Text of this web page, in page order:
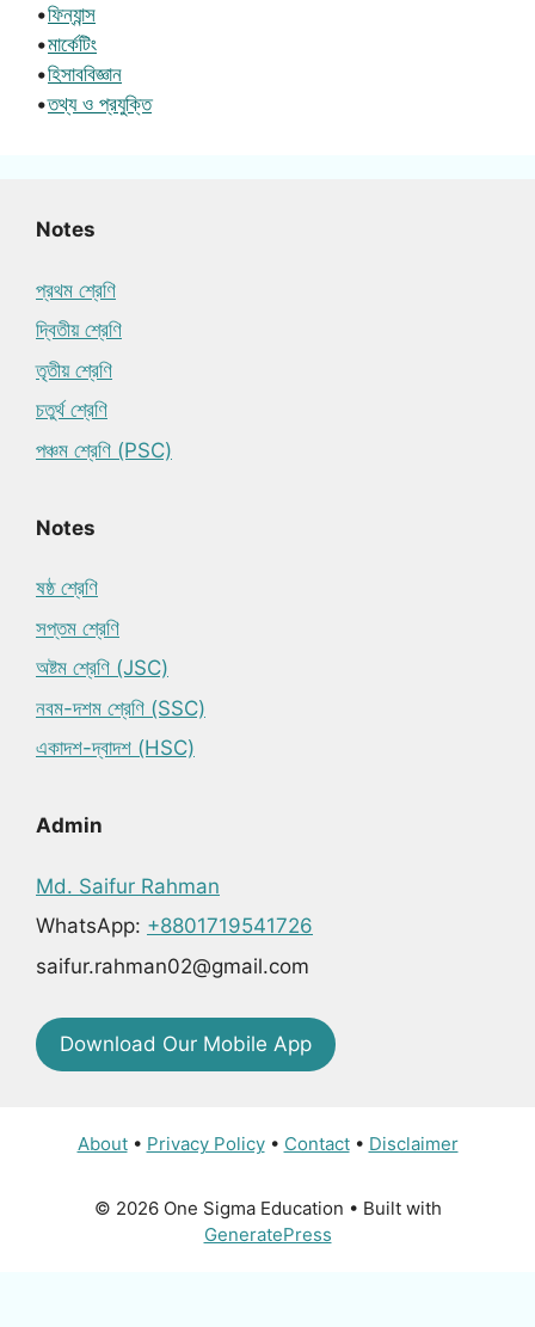
•ফিন্যান্স
•মার্কেটিং
•হিসাববিজ্ঞান
•তথ্য ও প্রযুক্তি
Notes
প্রথম শ্রেণি
দ্বিতীয় শ্রেণি
তৃতীয় শ্রেণি
চতুর্থ শ্রেণি
পঞ্চম শ্রেণি (PSC)
Notes
ষষ্ঠ শ্রেণি
সপ্তম শ্রেণি
অষ্টম শ্রেণি (JSC)
নবম-দশম শ্রেণি (SSC)
একাদশ-দ্বাদশ (HSC)
Admin
Md. Saifur Rahman
WhatsApp: +8801719541726
saifur.rahman02@gmail.com
Download Our Mobile App
About• Privacy Policy• Contact• Disclaimer
© 2026 One Sigma Education • Built with
GeneratePress